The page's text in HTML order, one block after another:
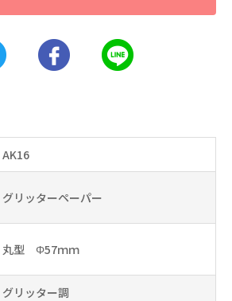
AK16
グリッターペーパー
丸型 Φ57ｍｍ
グリッター調